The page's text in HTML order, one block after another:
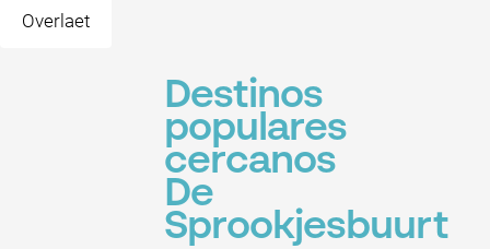
Overlaet
Destinos
populares
cercanos
De
Sprookjesbuurt